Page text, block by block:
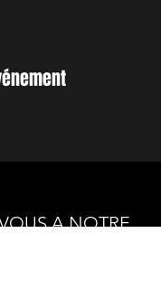
A NOTRE